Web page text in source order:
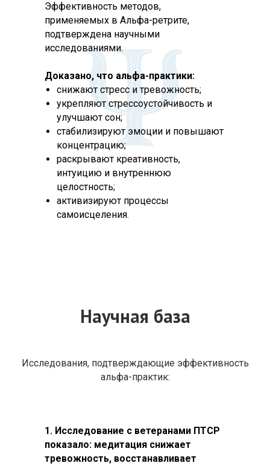
Эффективность методов,
применяемых в Альфа-ретрите,
подтверждена научными
исследованиями.
Доказано, что альфа-практики:
снижают стресс и тревожность;
укрепляют стрессоустойчивость и
улучшают сон;
стабилизируют эмоции и повышают
концентрацию;
раскрывают креативность,
интуицию и внутреннюю
целостность;
активизируют процессы
самоисцеления.
Научная база
Исследования, подтверждающие эффективность
альфа-практик:
1. Исследование с ветеранами ПТСР
показало: медитация снижает
тревожность, восстанавливает